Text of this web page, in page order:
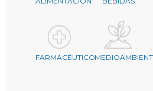
FARMACÉUTICO